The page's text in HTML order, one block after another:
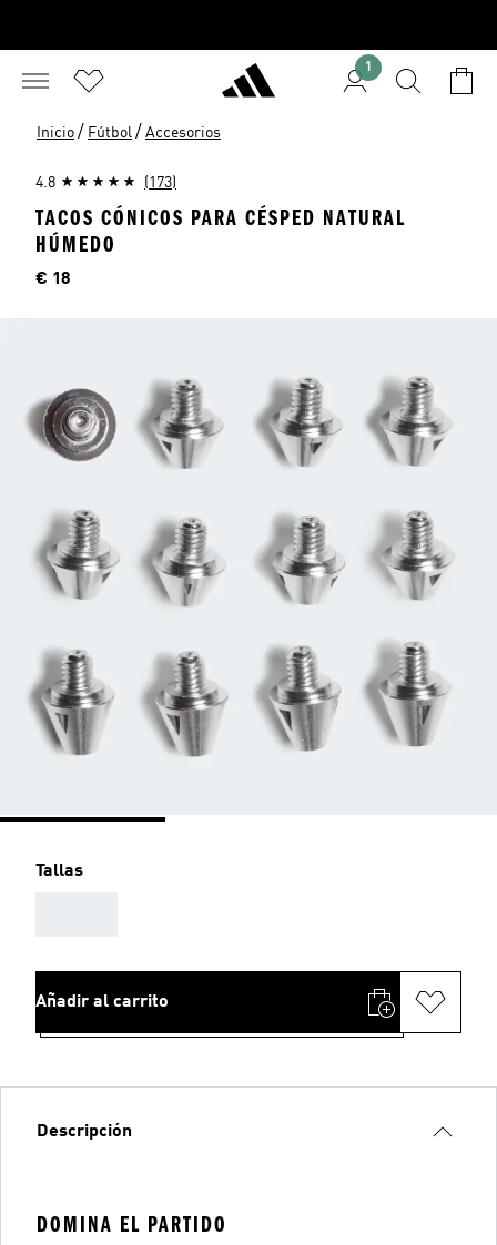
1
Inicio / Fútbol / Accesorios
4.8 (173)
TACOS CÓNICOS PARA CÉSPED NATURAL
HÚMEDO
Precio
€ 18
Tallas
Añadir al carrito
Descripción
DOMINA EL PARTIDO